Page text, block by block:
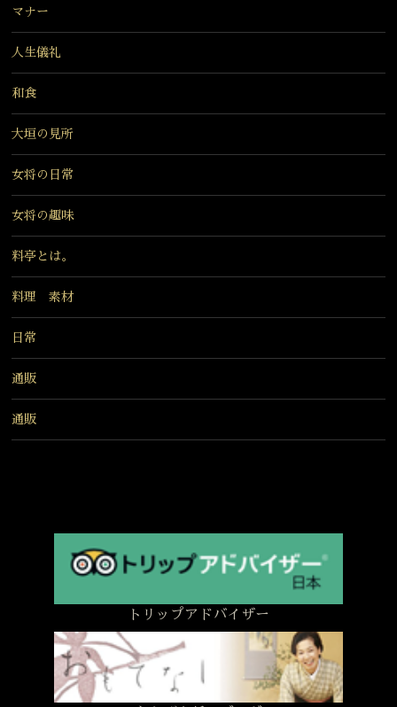
マナー
人生儀礼
和食
大垣の見所
女将の日常
女将の趣味
料亭とは。
料理 素材
日常
通販
通販
トリップアドバイザー